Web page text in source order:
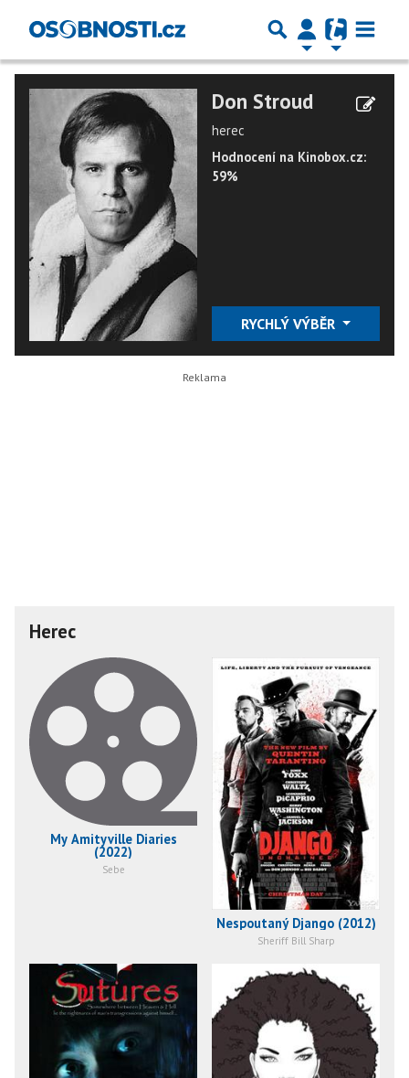
Don Stroud
herec
Hodnocení na Kinobox.cz:
59%
RYCHLÝ VÝBĚR
Herec
My Amityville Diaries
(2022)
Sebe
Nespoutaný Django (2012)
Sheriff Bill Sharp